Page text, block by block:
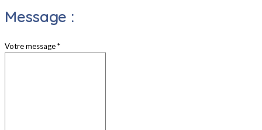
Message :
Votre message*